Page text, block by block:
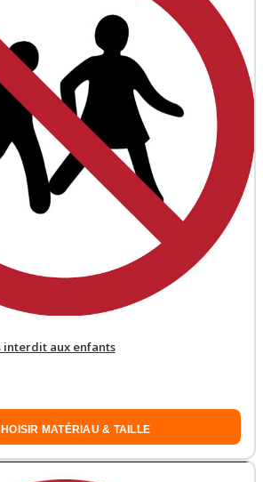
interdit aux enfants
MATÉRIAU & TAILLE